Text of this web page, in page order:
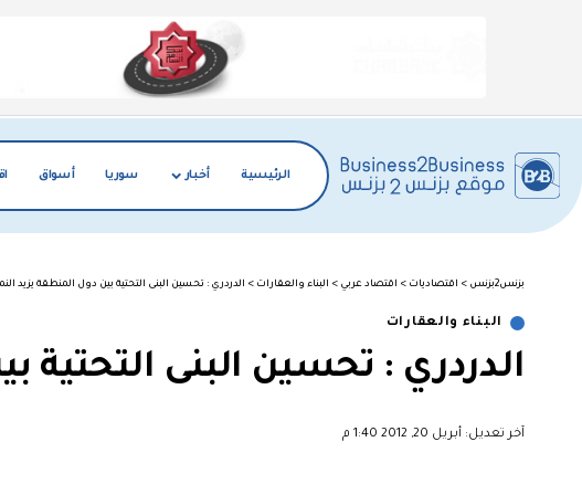
الرئيسية أخبار سوريا أسواق
بزنس2بزنس > اقتصاديات > اقتصاد عربي > البناء والعقارات > الدردري : تحسين البنى التحتية بين دول المنطقة يزيد
البناء والعقارات
الدردري : تحسين البنى التحتية
آخر تعديل: أبريل 20, 2012 1:40 م